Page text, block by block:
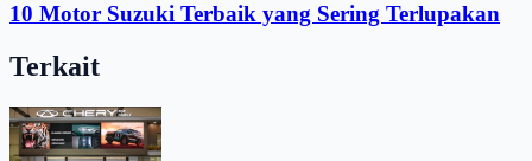
10 Motor Suzuki Terbaik yang Sering Terlupakan
Terkait